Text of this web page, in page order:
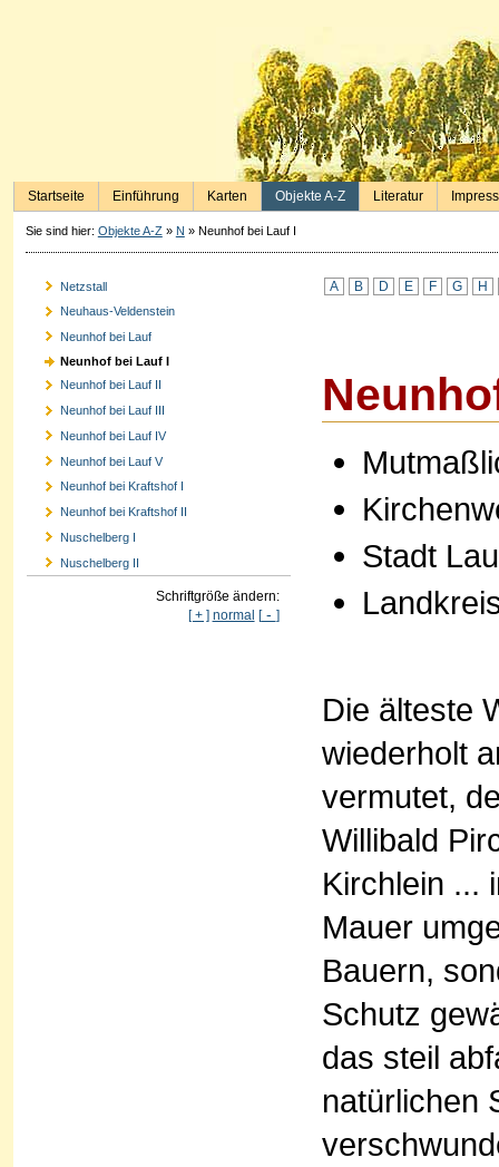
Startseite Einführung Karten Objekte A-Z Literatur
Sie sind hier: Objekte A-Z» N » Neunhof bei Lauf I
Netzstall
Neuhaus-Veldenstein
Neunhof bei Lauf
Neunhof bei Lauf I
Neunhof bei Lauf II
Neunhof bei Lauf III
Neunhof bei Lauf IV
Neunhof bei Lauf V
Neunhof bei Kraftshof I
Neunhof bei Kraftshof II
Nuschelberg I
Nuschelberg II
Schriftgröße ändern:
[ + ] normal [- ]
A B D E F G H
Stadt
Die älteste
wiederholt
vermutet,
Willibald
Kirchlein ...
Mauer
Bauern,
Schutz
das steil
natürlichen